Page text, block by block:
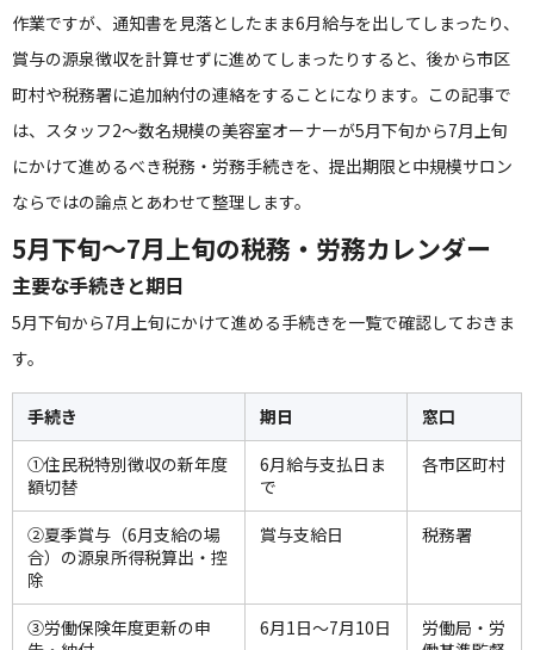
作業ですが、通知書を見落としたまま6月給与を出してしまったり、
賞与の源泉徴収を計算せずに進めてしまったりすると、後から市区
町村や税務署に追加納付の連絡をすることになります。この記事で
は、スタッフ2〜数名規模の美容室オーナーが5月下旬から7月上旬
にかけて進めるべき税務・労務手続きを、提出期限と中規模サロン
ならではの論点とあわせて整理します。
5月下旬〜7月上旬の税務・労務カレンダー
主要な手続きと期日
5月下旬から7月上旬にかけて進める手続きを一覧で確認しておきま
す。
手続き 期日
窓口
①住民税特別徴収の新年度
額切替
6月給与支払日ま
で
各市区町村
②夏季賞与（6月支給の場
合）の源泉所得税算出・控
除
賞与支給日 税務署
③労働保険年度更新の申
6月1日〜7月10日
労働局・労